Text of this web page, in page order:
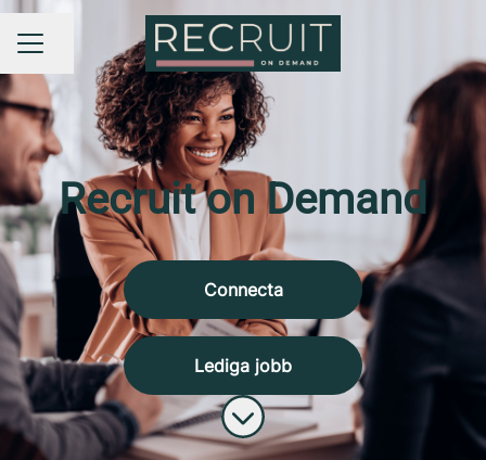
KARRIÄRMENY
Dela sidan
Recruit on Demand
Connecta
Lediga jobb
Skrolla för mer innehåll